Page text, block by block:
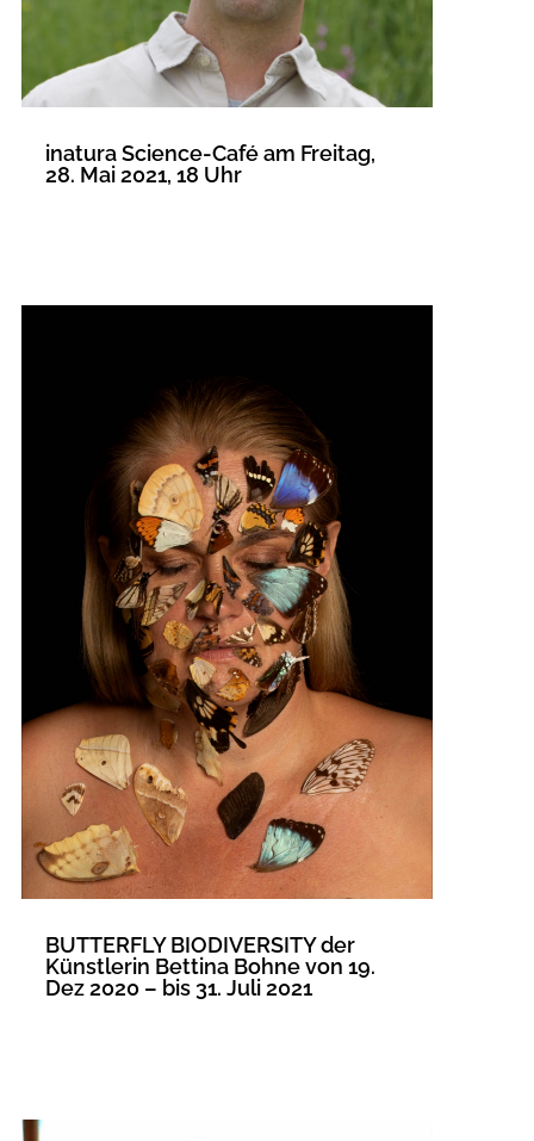
inatura Science-Café am Freitag,
28. Mai 2021, 18 Uhr
BUTTERFLY BIODIVERSITY der
Künstlerin Bettina Bohne von 19.
Dez 2020 – bis 31. Juli 2021